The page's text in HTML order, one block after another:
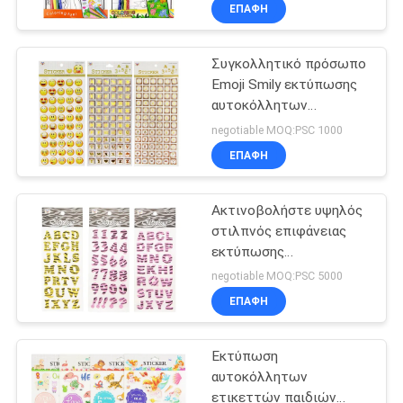
ΈΛΕΓΧΟΣ
ΜΑΣ
ΕΛΆΤΕ
ΕΠΑΦΉ
ΜΕ
ΖΗΤΉΣΤΕ
ΈΝΑ
ΑΠΌΣΠΑΣΜΑ
SITEMAP
δραστηριότητας
ανάγλυφο για τα παιδιά
ΕΠΑΦΉ
Συγκολλητικό πρόσωπο
Emoji Smily εκτύπωσης
αυτοκόλλητων
ετικεττών παιδιών ή
σύμβολα Patten
επιστολών
negotiable MOQ:PSC 1000
ΕΠΑΦΉ
Ακτινοβολήστε υψηλός
στιλπνός επιφάνειας
εκτύπωσης
αυτοκόλλητων
ετικεττών παιδιών
αλφάβητου επιστολών
negotiable MOQ:PSC 5000
ΕΠΑΦΉ
Εκτύπωση
αυτοκόλλητων
ετικεττών παιδιών